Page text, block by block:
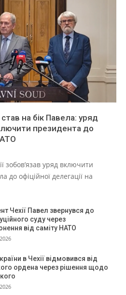
на бік Павела: уряд
президента до
зобов’язав уряд включити
до офіційної делегації на
Чехії Павел звернувся до
суду через
від саміту НАТО
в Чехії відмовився від
ордена через рішення щодо